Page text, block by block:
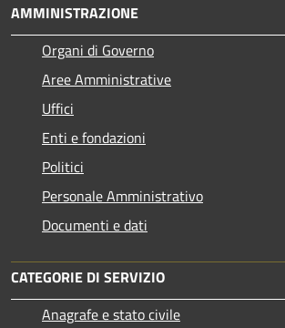
AMMINISTRAZIONE
Organi di Governo
Aree Amministrative
Uffici
Enti e fondazioni
Politici
Personale Amministrativo
Documenti e dati
CATEGORIE DI SERVIZIO
Anagrafe e stato civile